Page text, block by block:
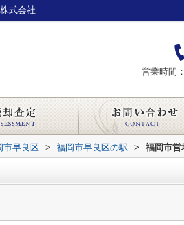
式会社
営業時間
市早良区 > 福岡市早良区の駅 > 福岡市営